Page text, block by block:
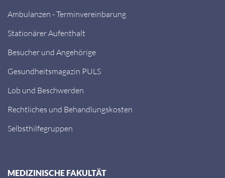
Ambulanzen - Terminvereinbarung
Stationärer Aufenthalt
Besucher und Angehörige
Gesundheitsmagazin PULS
Lob und Beschwerden
Rechtliches und Behandlungskosten
Selbsthilfegruppen
MEDIZINISCHE FAKULTÄT